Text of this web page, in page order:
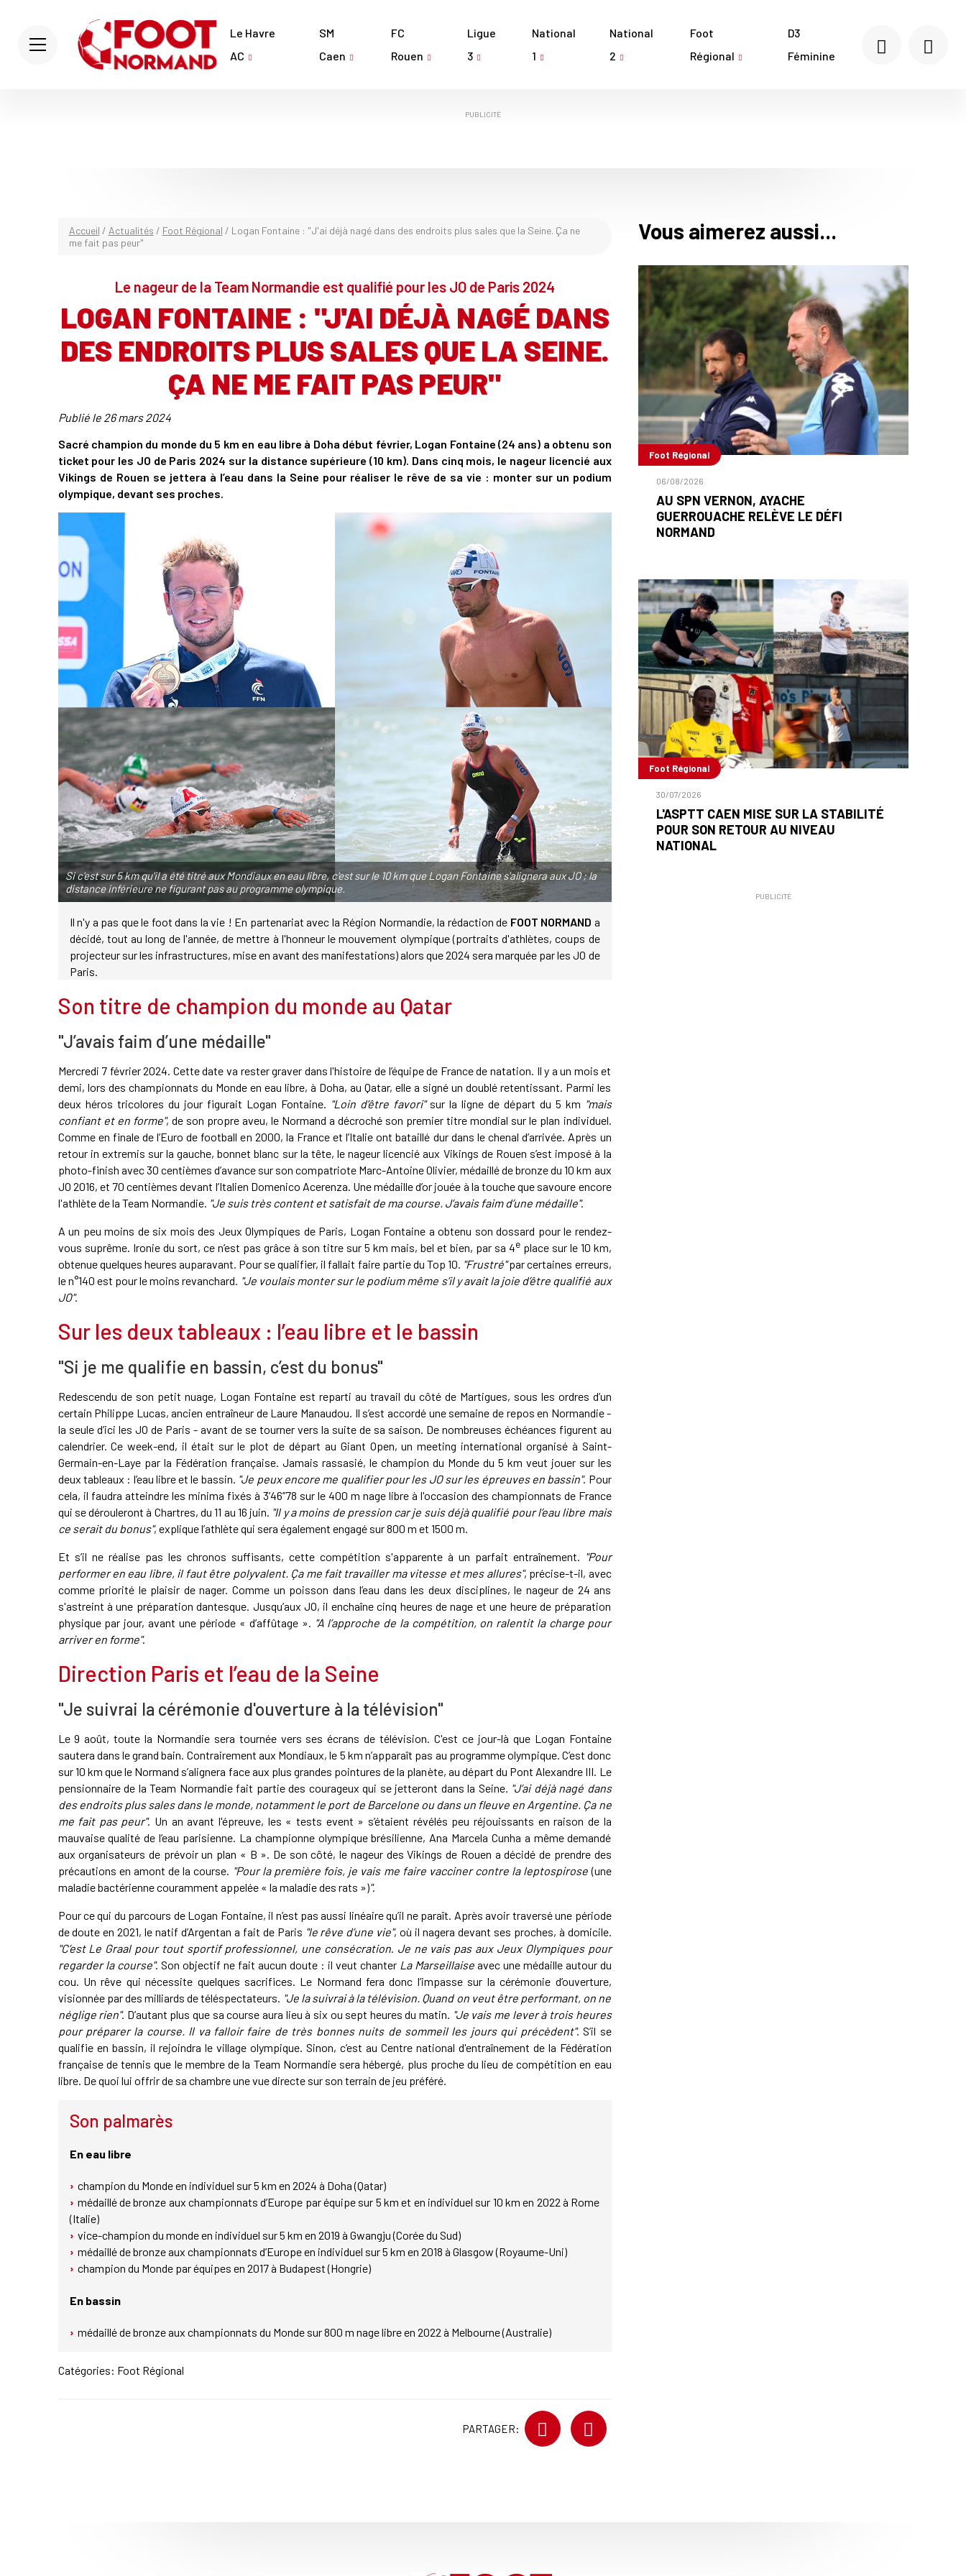
Le Havre
AC
SM
Caen
FC
Rouen
Ligue
3
National
1
National
2
Foot
Régional
D3
Féminine
PUBLICITÉ
Accueil / Actualités / Foot Régional / Logan Fontaine : "J'ai déjà nagé dans des endroits plus sales que la Seine. Ça ne
me fait pas peur"
Le nageur de la Team Normandie est qualifié pour les JO de Paris 2024
LOGAN FONTAINE : "J'AI DÉJÀ NAGÉ DANS
DES ENDROITS PLUS SALES QUE LA SEINE.
ÇA NE ME FAIT PAS PEUR"
Publié le 26 mars 2024
Sacré champion du monde du 5 km en eau libre à Doha début février, Logan Fontaine (24 ans) a obtenu son
ticket pour les JO de Paris 2024 sur la distance supérieure (10 km). Dans cinq mois, le nageur licencié aux
Vikings de Rouen se jettera à l’eau dans la Seine pour réaliser le rêve de sa vie : monter sur un podium
olympique, devant ses proches.
Si c'est sur 5 km qu'il a été titré aux Mondiaux en eau libre, c'est sur le 10 km que Logan Fontaine s'alignera aux JO ; la
distance inférieure ne figurant pas au programme olympique.
Il n'y a pas que le foot dans la vie ! En partenariat avec la Région Normandie, la rédaction de FOOT NORMAND a
décidé, tout au long de l'année, de mettre à l'honneur le mouvement olympique (portraits d'athlètes, coups de
projecteur sur les infrastructures, mise en avant des manifestations) alors que 2024 sera marquée par les JO de
Paris.
Son titre de champion du monde au Qatar
"J’avais faim d’une médaille"
Mercredi 7 février 2024. Cette date va rester graver dans l'histoire de l’équipe de France de natation. Il y a un mois et
demi, lors des championnats du Monde en eau libre, à Doha, au Qatar, elle a signé un doublé retentissant. Parmi les
deux héros tricolores du jour figurait Logan Fontaine. "Loin d’être favori"sur la ligne de départ du 5 km "mais
confiant et en forme", de son propre aveu, le Normand a décroché son premier titre mondial sur le plan individuel.
Comme en finale de l’Euro de football en 2000, la France et l’Italie ont bataillé dur dans le chenal d’arrivée. Après un
retour in extremis sur la gauche, bonnet blanc sur la tête, le nageur licencié aux Vikings de Rouen s’est imposé à la
photo-finish avec 30 centièmes d’avance sur son compatriote Marc-Antoine Olivier, médaillé de bronze du 10 km aux
JO 2016, et 70 centièmes devant l’Italien Domenico Acerenza. Une médaille d’or jouée à la touche que savoure encore
l'athlète de la Team Normandie. "Je suis très content et satisfait de ma course. J’avais faim d’une médaille".
A un peu moins de six mois des Jeux Olympiques de Paris, Logan Fontaine a obtenu son dossard pour le rendez-
vous suprême. Ironie du sort, ce n’est pas grâce à son titre sur 5 km mais, bel et bien, par sa 4eplace sur le 10 km,
obtenue quelques heures auparavant. Pour se qualifier, il fallait faire partie du Top 10. "Frustré"par certaines erreurs,
le n°140 est pour le moins revanchard. "Je voulais monter sur le podium même s’il y avait la joie d’être qualifié aux
JO".
Sur les deux tableaux : l’eau libre et le bassin
"Si je me qualifie en bassin, c’est du bonus"
Redescendu de son petit nuage, Logan Fontaine est reparti au travail du côté de Martigues, sous les ordres d’un
certain Philippe Lucas, ancien entraîneur de Laure Manaudou. Il s’est accordé une semaine de repos en Normandie -
la seule d’ici les JO de Paris - avant de se tourner vers la suite de sa saison. De nombreuses échéances figurent au
calendrier. Ce week-end, il était sur le plot de départ au Giant Open, un meeting international organisé à Saint-
Germain-en-Laye par la Fédération française. Jamais rassasié, le champion du Monde du 5 km veut jouer sur les
deux tableaux : l’eau libre et le bassin. "Je peux encore me qualifier pour les JO sur les épreuves en bassin". Pour
cela, il faudra atteindre les minima fixés à 3’46’’78 sur le 400 m nage libre à l'occasion des championnats de France
qui se dérouleront à Chartres, du 11 au 16 juin. "Il y a moins de pression car je suis déjà qualifié pour l’eau libre mais
ce serait du bonus", explique l’athlète qui sera également engagé sur 800 m et 1500 m.
Et s’il ne réalise pas les chronos suffisants, cette compétition s'apparente à un parfait entraînement. "Pour
performer en eau libre, il faut être polyvalent. Ça me fait travailler ma vitesse et mes allures", précise-t-il, avec
comme priorité le plaisir de nager. Comme un poisson dans l’eau dans les deux disciplines, le nageur de 24 ans
s'astreint à une préparation dantesque. Jusqu’aux JO, il enchaîne cinq heures de nage et une heure de préparation
physique par jour, avant une période « d’affûtage ». "A l’approche de la compétition, on ralentit la charge pour
arriver en forme".
Direction Paris et l’eau de la Seine
"Je suivrai la cérémonie d'ouverture à la télévision"
Le 9 août, toute la Normandie sera tournée vers ses écrans de télévision. C'est ce jour-là que Logan Fontaine
sautera dans le grand bain. Contrairement aux Mondiaux, le 5 km n’apparaît pas au programme olympique. C’est donc
sur 10 km que le Normand s’alignera face aux plus grandes pointures de la planète, au départ du Pont Alexandre III. Le
pensionnaire de la Team Normandie fait partie des courageux qui se jetteront dans la Seine. "J’ai déjà nagé dans
des endroits plus sales dans le monde, notamment le port de Barcelone ou dans un fleuve en Argentine. Ça ne
me fait pas peur". Un an avant l'épreuve, les « tests event » s’étaient révélés peu réjouissants en raison de la
mauvaise qualité de l’eau parisienne. La championne olympique brésilienne, Ana Marcela Cunha a même demandé
aux organisateurs de prévoir un plan « B ». De son côté, le nageur des Vikings de Rouen a décidé de prendre des
précautions en amont de la course. "Pour la première fois, je vais me faire vacciner contre la leptospirose(une
maladie bactérienne couramment appelée « la maladie des rats »)".
Pour ce qui du parcours de Logan Fontaine, il n’est pas aussi linéaire qu’il ne paraît. Après avoir traversé une période
de doute en 2021, le natif d’Argentan a fait de Paris "le rêve d’une vie", où il nagera devant ses proches, à domicile.
"C’est Le Graal pour tout sportif professionnel, une consécration. Je ne vais pas aux Jeux Olympiques pour
regarder la course". Son objectif ne fait aucun doute : il veut chanter La Marseillaiseavec une médaille autour du
cou. Un rêve qui nécessite quelques sacrifices. Le Normand fera donc l’impasse sur la cérémonie d’ouverture,
visionnée par des milliards de téléspectateurs. "Je la suivrai à la télévision. Quand on veut être performant, on ne
néglige rien". D’autant plus que sa course aura lieu à six ou sept heures du matin. "Je vais me lever à trois heures
pour préparer la course. Il va falloir faire de très bonnes nuits de sommeil les jours qui précèdent". S’il se
qualifie en bassin, il rejoindra le village olympique. Sinon, c’est au Centre national d'entraînement de la Fédération
française de tennis que le membre de la Team Normandie sera hébergé, plus proche du lieu de compétition en eau
libre. De quoi lui offrir de sa chambre une vue directe sur son terrain de jeu préféré.
Son palmarès
En eau libre
champion du Monde en individuel sur 5 km en 2024 à Doha (Qatar)
médaillé de bronze aux championnats d’Europe par équipe sur 5 km et en individuel sur 10 km en 2022 à Rome
(Italie)
vice-champion du monde en individuel sur 5 km en 2019 à Gwangju (Corée du Sud)
médaillé de bronze aux championnats d’Europe en individuel sur 5 km en 2018 à Glasgow (Royaume-Uni)
champion du Monde par équipes en 2017 à Budapest (Hongrie)
En bassin
médaillé de bronze aux championnats du Monde sur 800 m nage libre en 2022 à Melbourne (Australie)
Catégories: Foot Régional
PARTAGER:
Vous aimerez aussi...
Foot Régional
06/08/2026
AU SPN VERNON, AYACHE
GUERROUACHE RELÈVE LE DÉFI
NORMAND
Foot Régional
30/07/2026
L'ASPTT CAEN MISE SUR LA STABILITÉ
POUR SON RETOUR AU NIVEAU
NATIONAL
PUBLICITÉ